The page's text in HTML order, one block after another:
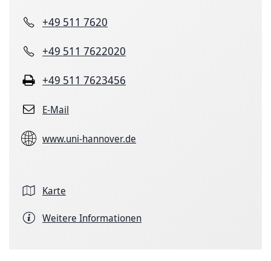
+49 511 7620
+49 511 7622020
+49 511 7623456
E-Mail
www.uni-hannover.de
Karte
Weitere Informationen